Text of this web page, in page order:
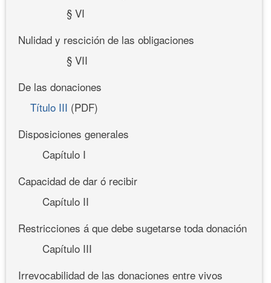
§ VI
Nulidad y rescición de las obligaciones
§ VII
De las donaciones
Título III (PDF)
Disposiciones generales
Capítulo I
Capacidad de dar ó recibir
Capítulo II
Restricciones á que debe sugetarse toda donación
Capítulo III
Irrevocabilidad de las donaciones entre vivos